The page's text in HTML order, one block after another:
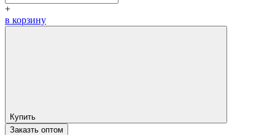
+
в корзину
Купить
Заказть оптом